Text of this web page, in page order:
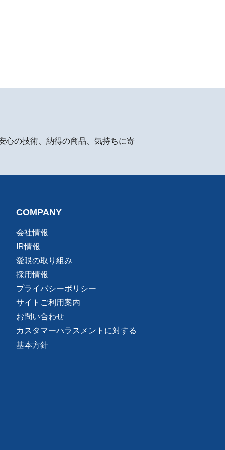
心の技術、納得の商品、気持ちに寄
COMPANY
会社情報
IR情報
愛眼の取り組み
採用情報
プライバシーポリシー
サイトご利用案内
お問い合わせ
カスタマーハラスメントに対する
基本方針